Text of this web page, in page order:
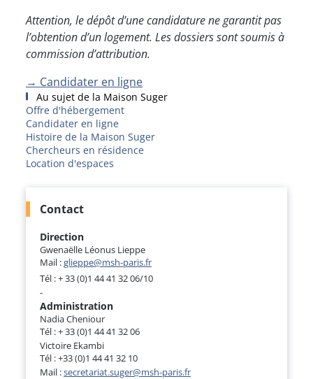
Attention, le dépôt d’une candidature ne garantit pas
l’obtention d’un logement. Les dossiers sont soumis à
commission d’attribution.
→ Candidater en ligne
Au sujet de la Maison Suger
Offre d'hébergement
Candidater en ligne
Histoire de la Maison Suger
Chercheurs en résidence
Location d'espaces
Contact
Direction
Gwenaëlle Léonus Lieppe
Mail :glieppe@msh-paris.fr
Tél : + 33 (0)1 44 41 32 06/10
-
Administration
Nadia Cheniour
Tél : + 33 (0)1 44 41 32 06
Victoire Ekambi
Tél : +33 (0)1 44 41 32 10
Mail :secretariat.suger@msh-paris.fr